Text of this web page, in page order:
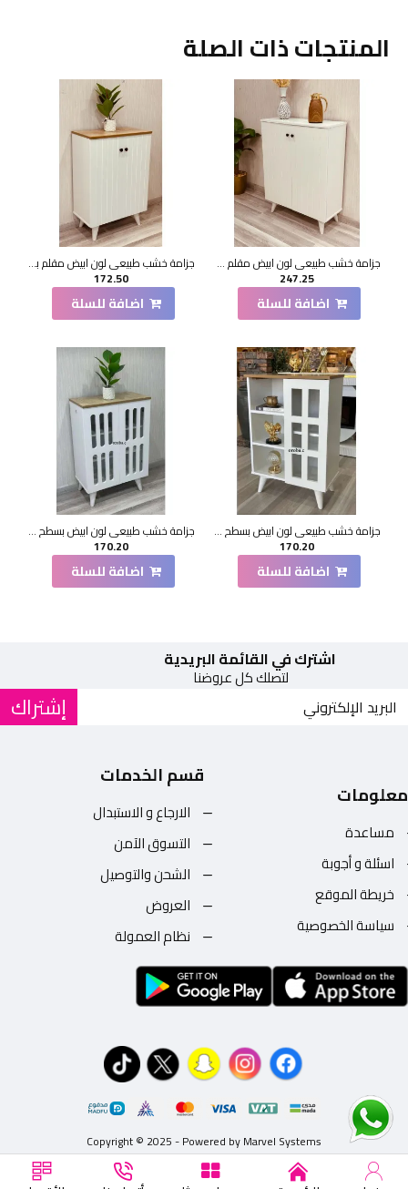
المنتجات ذات الصلة
جزامة خشب طبيعي لون ابيض مقلم 2 باب 33*80*105سم
247.25
اضافة للسلة
جزامة خشب طبيعي لون ابيض مقلم بسطح بيج 2 باب 60*33*90 سم
172.50
اضافة للسلة
جزامة خشب طبيعي لون ابيض بسطح بيج1 باب 60*33*90 سم
170.20
اضافة للسلة
جزامة خشب طبيعي لون ابيض بسطح بيج2 باب 60*33*90 سم
170.20
اضافة للسلة
اشترك في القائمة البريدية
لتصلك كل عروضنا
إشتراك
معلومات
مساعدة
اسئلة و أجوبة
خريطة الموقع
سياسة الخصوصية
قسم الخدمات
الارجاع و الاستبدال
التسوق الآمن
الشحن والتوصيل
العروض
نظام العمولة
Copyright © 2025 - Powered by Marvel Systems